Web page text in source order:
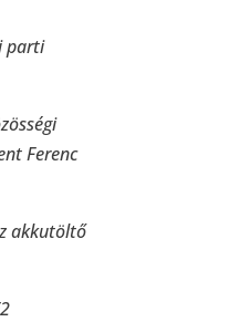
parti
Ferenc
akkutöltő